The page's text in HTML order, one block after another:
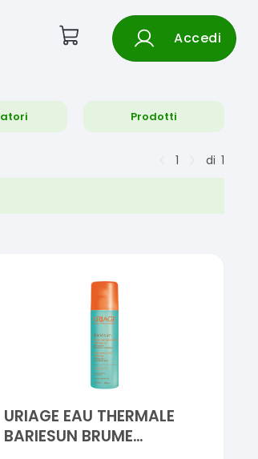
Accedi
Prodotti
1 di 1
URIAGE EAU THERMALE
BARIESUN BRUME